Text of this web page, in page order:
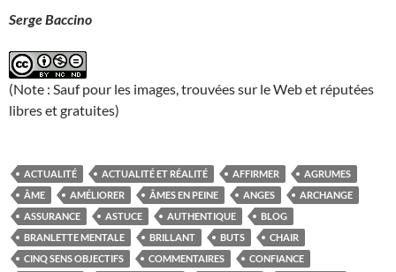
Serge Baccino
(Note : Sauf pour les images, trouvées sur le Web et réputées
libres et gratuites)
ACTUALITÉ ACTUALITÉ ET RÉALITÉ AFFIRMER
AGRUMES
ÂME
AMÉLIORER ÂMES EN PEINE ANGES
ARCHANGE
ASSURANCE
ASTUCE AUTHENTIQUE
BLOG
BRANLETTE MENTALE
BRILLANT BUTS
CHAIR
CINQ SENS OBJECTIFS
COMMENTAIRES
CONFIANCE